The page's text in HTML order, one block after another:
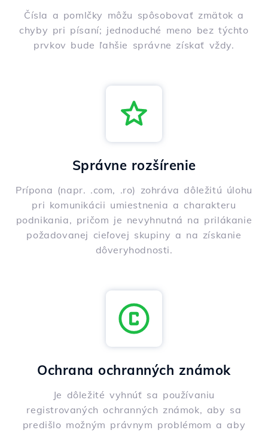
Čísla a pomlčky môžu spôsobovať zmätok a
chyby pri písaní; jednoduché meno bez týchto
prvkov bude ľahšie správne získať vždy.
Správne rozšírenie
Prípona (napr. .com, .ro) zohráva dôležitú úlohu
pri komunikácii umiestnenia a charakteru
podnikania, pričom je nevyhnutná na prilákanie
požadovanej cieľovej skupiny a na získanie
dôveryhodnosti.
Ochrana ochranných známok
Je dôležité vyhnúť sa používaniu
registrovaných ochranných známok, aby sa
predišlo možným právnym problémom a aby